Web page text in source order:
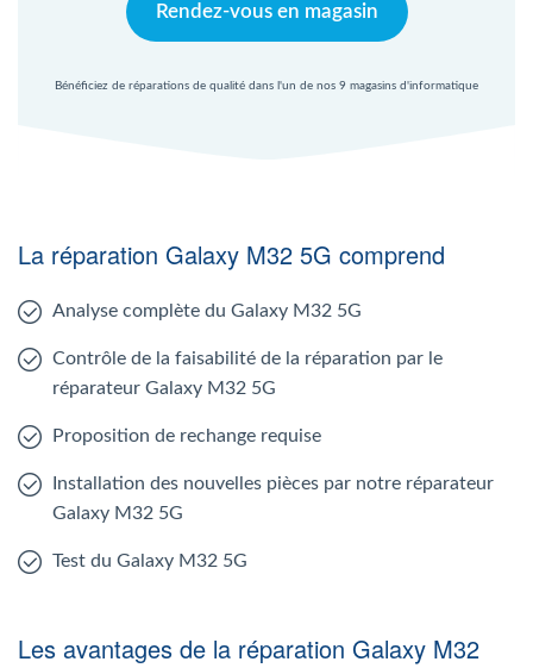
Rendez-vous en magasin
Bénéficiez de réparations de qualité dans l'un de nos 9 magasins d'informatique
La réparation Galaxy M32 5G comprend
Analyse complète du Galaxy M32 5G
Contrôle de la faisabilité de la réparation par le
réparateur Galaxy M32 5G
Proposition de rechange requise
Installation des nouvelles pièces par notre réparateur
Galaxy M32 5G
Test du Galaxy M32 5G
Les avantages de la réparation Galaxy M32